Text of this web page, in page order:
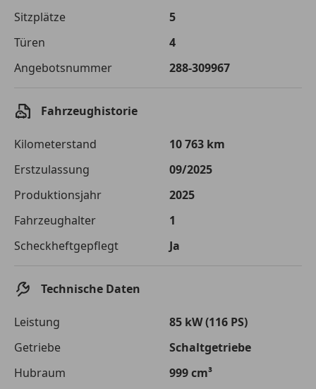
Gesamtbetrag
Einberechnete Gebühren
€ 0,-
Effektivzinsatz
Sollzinssatz
Monatliche Rate € 328,72
Die tatsächlichen Konditionen sind abhängig von Ihrer Bonität sowie
von der von Ihnen gewählten Bank. Rückzahlungszeitraum 1-10
Jahre. Zinsspanne Sollzinssatz: 2,90% - 14,90%.
Jetzt berechnen
Sitzplätze
5
Türen
4
Angebotsnummer
288-309967
Fahrzeughistorie
Kilometerstand
10 763 km
Erstzulassung
09/2025
Produktionsjahr
2025
Fahrzeughalter
1
Scheckheftgepflegt
Ja
Technische Daten
Leistung
85 kW (116 PS)
Getriebe
Schaltgetriebe
Hubraum
999 cm³